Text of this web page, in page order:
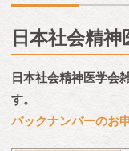
日本社会精
日本社会精神医学会
す。
バックナンバーのお